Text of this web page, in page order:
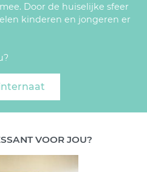
Door de huiselijke sfeer
kinderen en jongeren er
VOOR JOU?